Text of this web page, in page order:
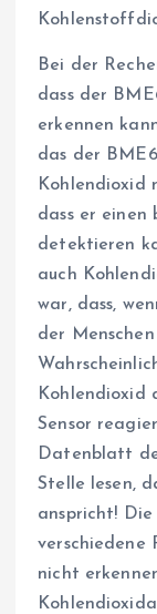
Bei der
dass der
erkennen
das der
Kohlendioxid
dass er einen
detektieren
auch
war, dass,
der Menschen
Kohlendioxid
Sensor
Datenblatt
Stelle lesen,
anspricht!
verschiedene
nicht